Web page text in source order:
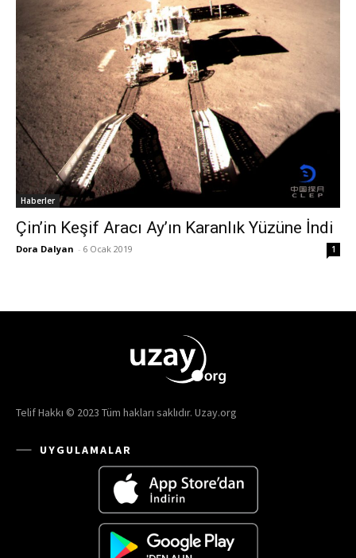
Haberler
Çin’in Keşif Aracı Ay’ın Karanlık Yüzüne İndi
Dora Dalyan - 6 Ocak 2019 1
Telif Hakkı © 2023 Tüm hakları saklıdır. Uzay.org
UYGULAMALAR